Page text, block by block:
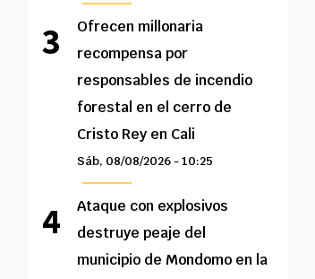
Ofrecen millonaria
recompensa por
responsables de incendio
forestal en el cerro de
Cristo Rey en Cali
Sáb, 08/08/2026 - 10:25
Ataque con explosivos
destruye peaje del
municipio de Mondomo en la